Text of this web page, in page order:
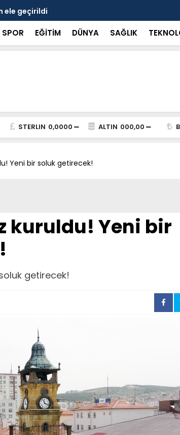
ele geçirildi
SPOR EĞİTİM DÜNYA SAĞLIK
STERLIN 0,0000 ALTIN 000,00
Yeni bir soluk getirecek!
kuruldu! Yeni bir
getirecek!